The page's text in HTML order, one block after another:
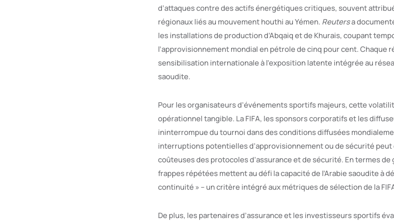
d’attaques contre des actifs énergétiques critiques, souvent
régionaux liés au mouvement houthi au Yémen. Reutersa
les installations de production d’Abqaiq et de Khurais, coupant
l’approvisionnement mondial en pétrole de cinq pour cent. Chaque
sensibilisation internationale à l’exposition latente intégrée au
saoudite.
Pour les organisateurs d’événements sportifs majeurs, cette
opérationnel tangible. La FIFA, les sponsors corporatifs et les
ininterrompue du tournoi dans des conditions diffusées
interruptions potentielles d’approvisionnement ou de sécurité
coûteuses des protocoles d’assurance et de sécurité. En termes
frappes répétées mettent au défi la capacité de l’Arabie saoudite à
continuité » – un critère intégré aux métriques de sélection de la
De plus, les partenaires d’assurance et les investisseurs sportifs